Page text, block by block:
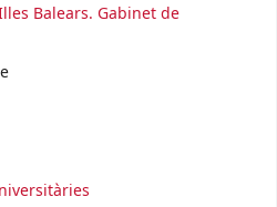
Balears. Gabinet de